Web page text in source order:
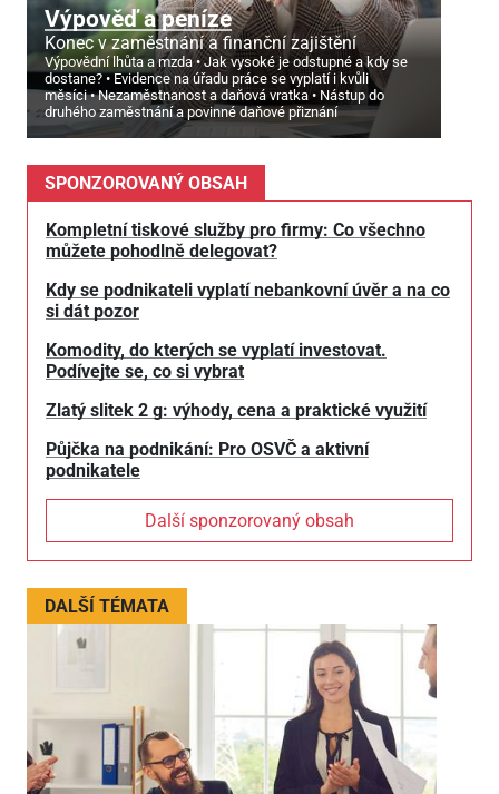
Výpověď a peníze
Konec v zaměstnání a finanční zajištění
Výpovědní lhůta a mzda
Jak vysoké je odstupné a kdy se
dostane?
Evidence na úřadu práce se vyplatí i kvůli
měsíci
Nezaměstnanost a daňová vratka
Nástup do
druhého zaměstnání a povinné daňové přiznání
SPONZOROVANÝ OBSAH
Kompletní tiskové služby pro firmy: Co všechno
můžete pohodlně delegovat?
Kdy se podnikateli vyplatí nebankovní úvěr a na co
si dát pozor
Komodity, do kterých se vyplatí investovat.
Podívejte se, co si vybrat
Zlatý slitek 2 g: výhody, cena a praktické využití
Půjčka na podnikání: Pro OSVČ a aktivní
podnikatele
Další sponzorovaný obsah
DALŠÍ TÉMATA